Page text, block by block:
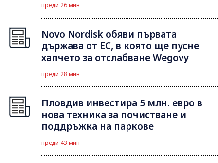
преди 26 мин
Novo Nordisk обяви първата
държава от ЕС, в която ще пусне
хапчето за отслабване Wegovy
преди 28 мин
Пловдив инвестира 5 млн. евро в
нова техника за почистване и
поддръжка на паркове
преди 43 мин